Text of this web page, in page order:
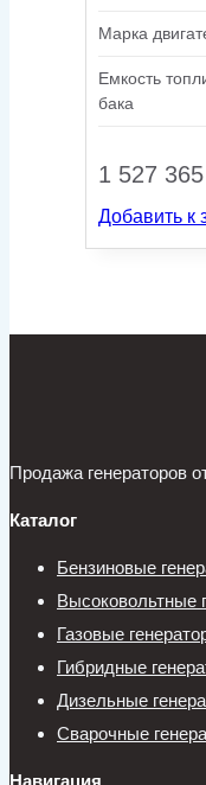
Марка
Емкость
бака
1 527 365
Добавить к
Продажа генераторов
Каталог
Бензиновые
Высоковольтные
Газовые
Гибридные
Дизельные
Сварочные